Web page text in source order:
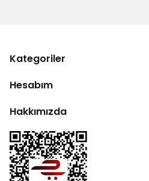
Kategoriler
Hesabım
Hakkımızda